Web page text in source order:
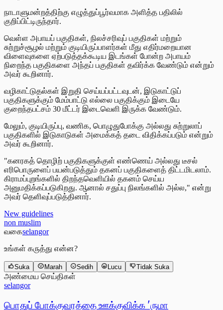
நாடாளுமன்றத்திற்கு எழுத்துப்பூர்வமாக அளித்த பதிலில்
குறிப்பிட்டிருந்தார்.
வெள்ள அபாயப் பகுதிகள், நிலச்சரிவுப் பகுதிகள் மற்றும்
சுற்றுச்சூழல் மற்றும் குடியிருப்பாளர்கள் மீது எதிர்மறையான
விளைவுகளை ஏற்படுத்தக்கூடிய இடங்கள் போன்ற அபாயம்
நிறைந்த பகுதிகளை அந்தப் பகுதிகள் தவிர்க்க வேண்டும் என்றும்
அவர் கூறினார்.
வழிகாட்டுதல்கள் இறுதி செய்யப்பட்டவுடன், இடுகாட்டுப்
பகுதிகளுக்கும் மேம்பாட்டு எல்லை பகுதிக்கும் இடையே
குறைந்தபட்சம் 30 மீட்டர் இடைவெளி இருக்க வேண்டும்.
மேலும், குடியிருப்பு, வணிக, பொழுதுபோக்கு அல்லது சுற்றுலாப்
பகுதிகளில் இடுகாடுகள் அமைக்கத் தடை விதிக்கப்படும் என்றும்
அவர் கூறினார்.
"கனரகத் தொழிற் பகுதிகளுக்குள் எண்ணெய் அல்லது டீசல்
எரிபொருளைப் பயன்படுத்தும் தகனப் பகுதிகளைத் திட்டமிடலாம்.
கிராமப்புறங்களில் திறந்தவெளியில் தகனம் செய்ய
அனுமதிக்கப்படுகிறது. ஆனால் சதுப்பு நிலங்களில் அல்ல," என்று
அவர் தெளிவுப்படுத்தினார்.
New guidelines
non muslim
வகைselangor
உங்கள் கருத்து என்ன?
Suka Marah Sedih Lucu Tidak Suka
அண்மைய செய்திகள்
selangor
பொதுப் போக்குவரத்தை ஊக்குவிக்க 'ருமா